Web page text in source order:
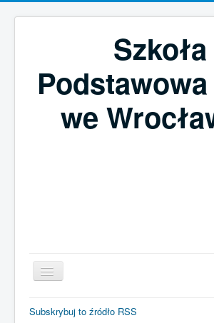
Szkoła
we
Subskrybuj to źródło RSS